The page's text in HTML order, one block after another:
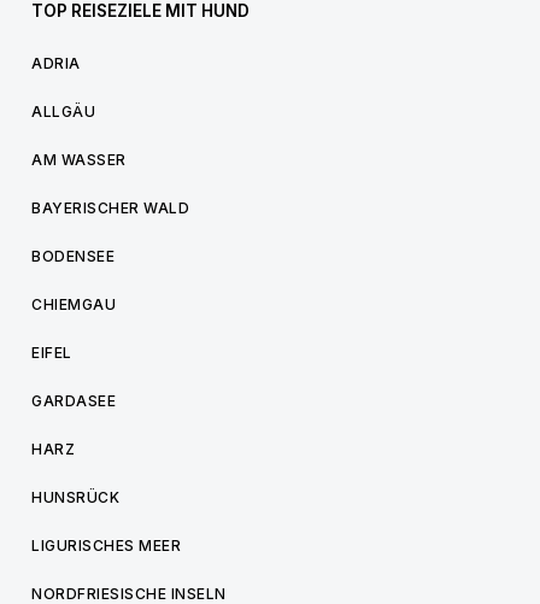
TOP REISEZIELE MIT HUND
ADRIA
ALLGÄU
AM WASSER
BAYERISCHER WALD
BODENSEE
CHIEMGAU
EIFEL
GARDASEE
HARZ
HUNSRÜCK
LIGURISCHES MEER
NORDFRIESISCHE INSELN